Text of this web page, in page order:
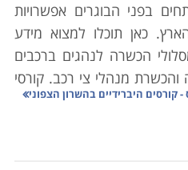
בפני הבוגרים אפשרויות
כאן תוכלו למצוא מידע
הכשרה לנהגים ברכבים
והכשרת מנהלי צי רכב. קורסי
שמבקשים ללמוד בעצמם את
- קורסים היברידיים בהשרון הצפוני